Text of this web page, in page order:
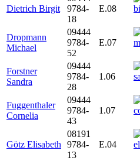
Dietrich Birgit
9784-
18
E.08
Dropmann
Michael
09444
9784-
52
E.07
Forstner
Sandra
09444
9784-
28
1.06
Fuggenthaler
Cornelia
09444
9784-
43
1.07
Götz Elisabeth
08191
9784-
13
E.04